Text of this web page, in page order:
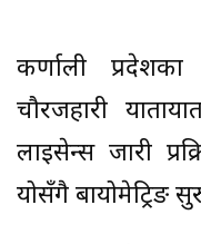
कर्णाली प्रदेशका
चौरजहारी
लाइसेन्स जारी
योसँगै बायोमेट्रिङ